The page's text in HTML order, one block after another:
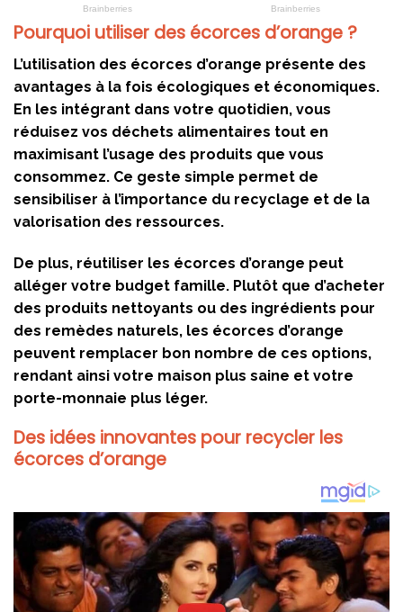
Pourquoi utiliser des écorces d’orange ?
L’utilisation des écorces d’orange présente des
avantages à la fois écologiques et économiques.
En les intégrant dans votre quotidien, vous
réduisez vos déchets alimentaires tout en
maximisant l’usage des produits que vous
consommez. Ce geste simple permet de
sensibiliser à l’importance du recyclage et de la
valorisation des ressources.
De plus, réutiliser les écorces d’orange peut
alléger votre budget famille. Plutôt que d’acheter
des produits nettoyants ou des ingrédients pour
des remèdes naturels, les écorces d’orange
peuvent remplacer bon nombre de ces options,
rendant ainsi votre maison plus saine et votre
porte-monnaie plus léger.
Des idées innovantes pour recycler les
écorces d’orange